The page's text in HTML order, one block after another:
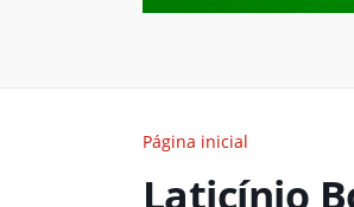
Página inicial
Laticínio